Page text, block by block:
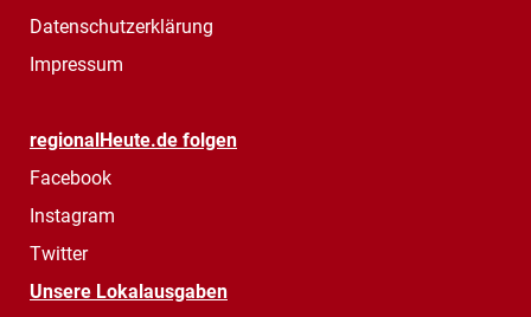
Datenschutzerklärung
Impressum
regionalHeute.de folgen
Facebook
Instagram
Twitter
Unsere Lokalausgaben